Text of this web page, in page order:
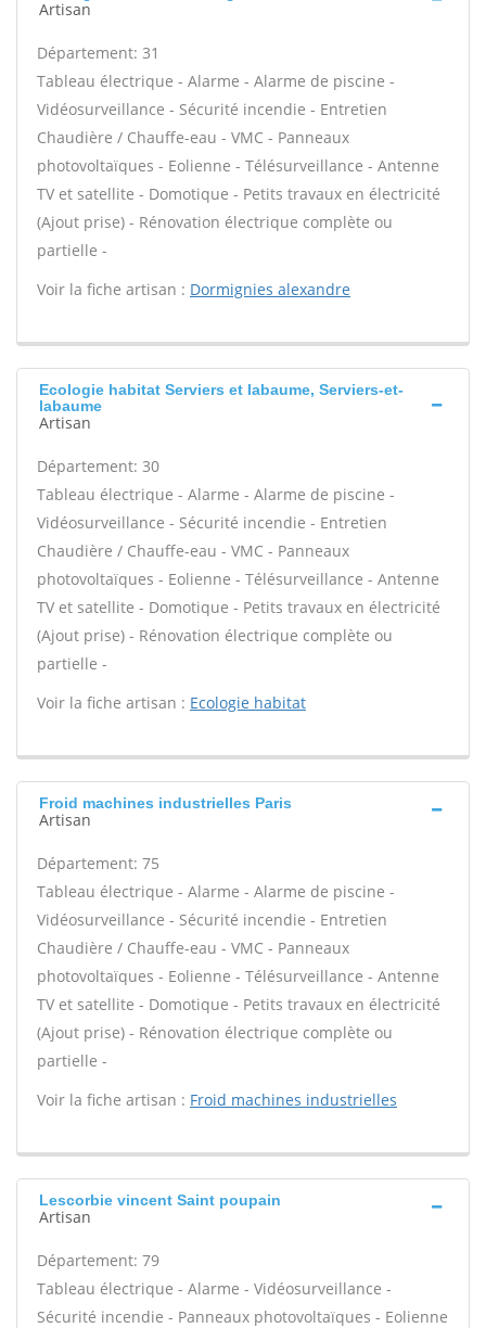
Artisan
Département: 31
Tableau électrique - Alarme - Alarme de piscine -
Vidéosurveillance - Sécurité incendie - Entretien
Chaudière / Chauffe-eau - VMC - Panneaux
photovoltaïques - Eolienne - Télésurveillance - Antenne
TV et satellite - Domotique - Petits travaux en électricité
(Ajout prise) - Rénovation électrique complète ou
partielle -
Voir la fiche artisan : Dormignies alexandre
Ecologie habitat Serviers et labaume, Serviers-et-
labaume
Artisan
Département: 30
Tableau électrique - Alarme - Alarme de piscine -
Vidéosurveillance - Sécurité incendie - Entretien
Chaudière / Chauffe-eau - VMC - Panneaux
photovoltaïques - Eolienne - Télésurveillance - Antenne
TV et satellite - Domotique - Petits travaux en électricité
(Ajout prise) - Rénovation électrique complète ou
partielle -
Voir la fiche artisan : Ecologie habitat
Froid machines industrielles Paris
Artisan
Département: 75
Tableau électrique - Alarme - Alarme de piscine -
Vidéosurveillance - Sécurité incendie - Entretien
Chaudière / Chauffe-eau - VMC - Panneaux
photovoltaïques - Eolienne - Télésurveillance - Antenne
TV et satellite - Domotique - Petits travaux en électricité
(Ajout prise) - Rénovation électrique complète ou
partielle -
Voir la fiche artisan : Froid machines industrielles
Lescorbie vincent Saint poupain
Artisan
Département: 79
Tableau électrique - Alarme - Vidéosurveillance -
Sécurité incendie - Panneaux photovoltaïques - Eolienne